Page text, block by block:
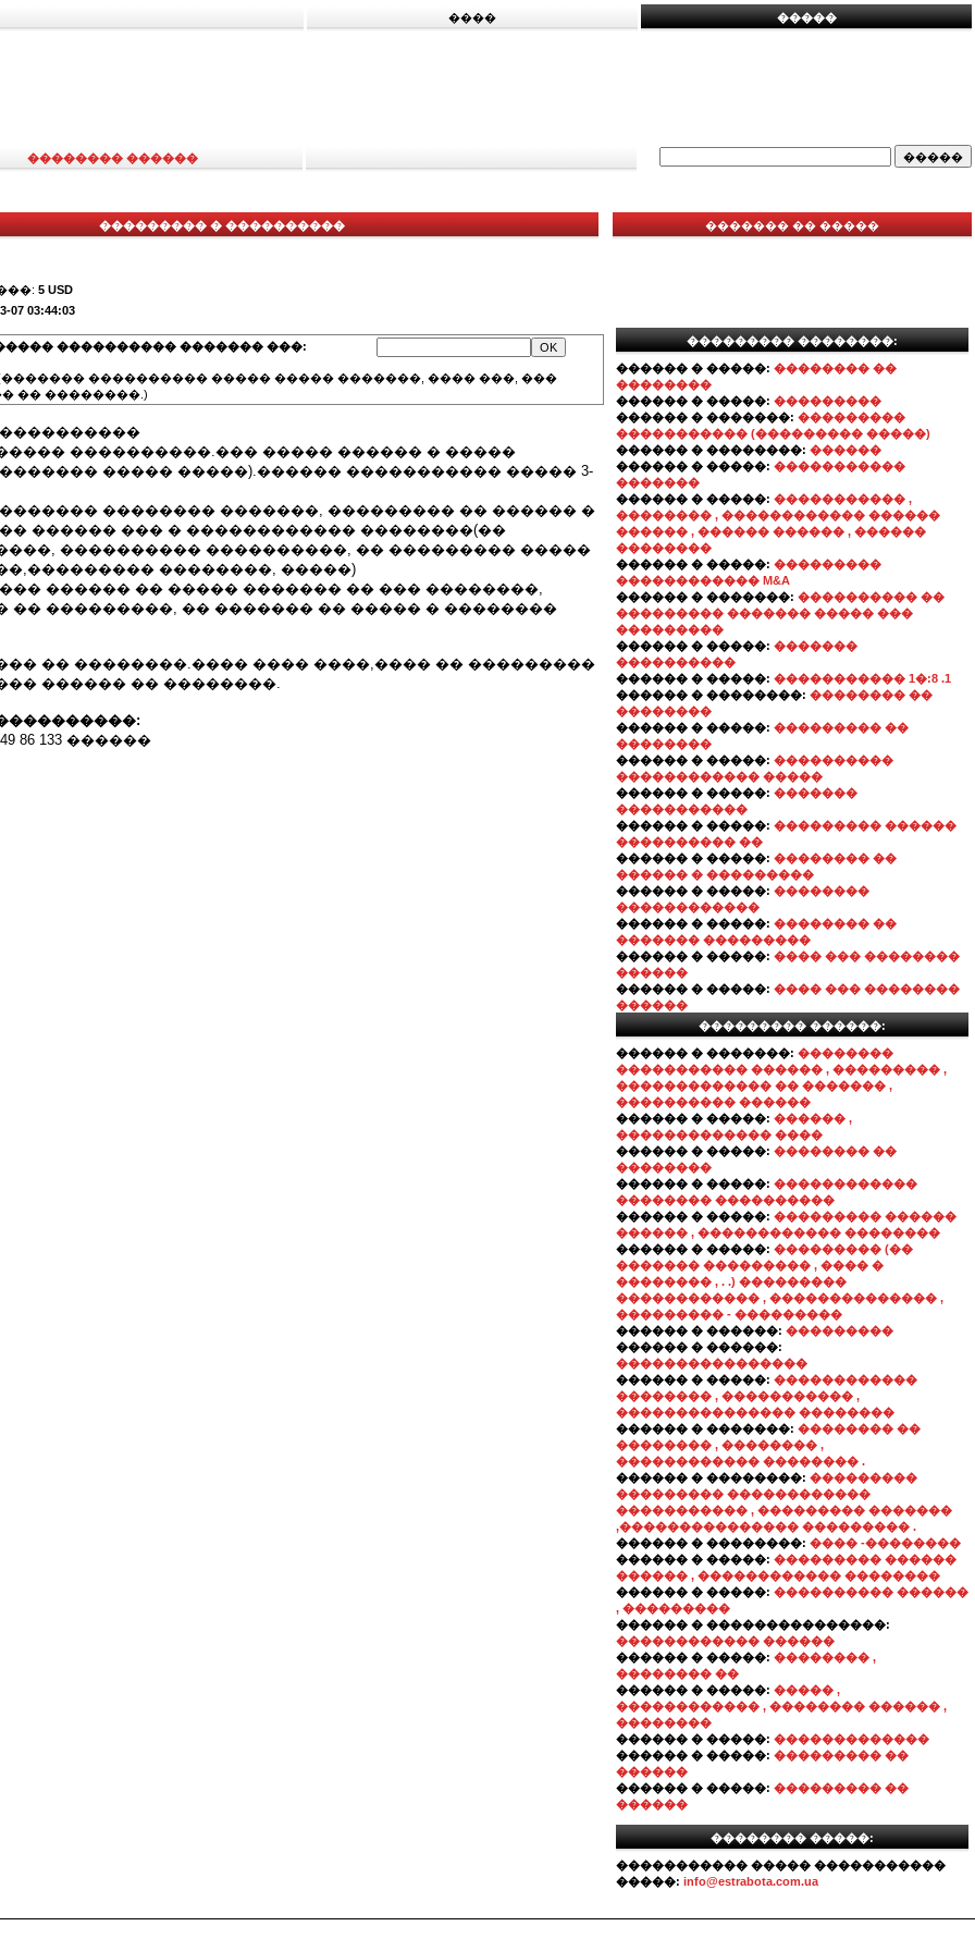
���� �����
�������� ������
��������� � ����������
5 USD
07 03:44:03
���������� ������� ���:
���������� ����� ����� �������, ���� ���, ���
�� ��������.)
����������.��� ����� ������ � �����
����� �����).������ ����������� ����� 3-
�������� �������, ��������� �� ������ �
������ ��� � ������������ ��������(��
���������� ����������, �� ��������� �����
��������, �����)
������ �� ����� ������� �� ��� ��������,
�� ���������, �� ������� �� ����� � ��������
�� ��������.���� ���� ����,���� �� ���������
������ �� ��������.
86 133 ������
������� �� �����
��������� ��������:
������ � �����: �������� ��
��������
������ � �����: ���������
������ � �������: ���������
����������� (��������� �����)
������ � ��������: ������
������ � �����: �����������
�������
������ � �����: ����������� ,
�������� , ������������ ������
������ , ������ ������ , ������
��������
������ � �����: ���������
������������ M&A
������ � �������: ���������� ��
��������� ������� ����� ���
���������
������ � �����: �������
����������
������ � �����: ����������� 1�:8 .1
������ � ��������: �������� ��
��������
������ � �����: ��������� ��
��������
������ � �����: ����������
������������ �����
������ � �����: �������
�����������
������ � �����: ��������� ������
���������� ��
������ � �����: �������� ��
������ � ���������
������ � �����: ��������
������������
������ � �����: �������� ��
������� ���������
������ � �����: ���� ��� ��������
������
������ � �����: ���� ��� ��������
������
��������� ������:
������ � �������: ��������
����������� ������ , ��������� ,
������������� �� ������� ,
���������� ������
������ � �����: ������ ,
������������� ����
������ � �����: �������� ��
��������
������ � �����: ������������
�������� ����������
������ � �����: ��������� ������
������ , ������������ ��������
������ � �����: ��������� (��
������� ��������� , ���� �
�������� , . .) ���������
������������ , �������������� ,
��������� - ���������
������ � ������: ���������
������ � ������:
����������������
������ � �����: ������������
�������� , ����������� ,
��������������� ��������
������ � �������: �������� ��
�������� , �������� ,
������������ �������� .
������ � ��������: ���������
��������� ������������
����������� , ��������� �������
,��������������� ��������� .
������ � ��������: ���� -��������
������ � �����: ��������� ������
������ , ������������ ��������
������ � �����: ���������� ������
, ���������
������ � ���������������:
������������ ������
������ � �����: �������� ,
�������� ��
������ � �����: ����� ,
������������ , �������� ������ ,
��������
������ � �����: �������������
������ � �����: ��������� ��
������
������ � �����: ��������� ��
������
�������� �����:
����������� ����� �����������
�����: info@estrabota.com.ua